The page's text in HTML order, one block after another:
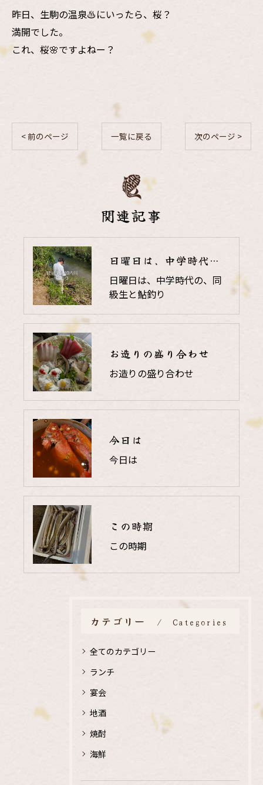
昨日、生駒の温泉♨️にいったら、桜？
満開でした。
これ、桜🌸ですよねー？
< 前のページ 一覧に戻る 次のページ >
関連記事
日曜日は、中学時代の、同級生と鮎釣り
日曜日は、中学時代の、同
級生と鮎釣り
お造りの盛り合わせ
お造りの盛り合わせ
今日は
今日は
この時期
この時期
カテゴリー Categories
全てのカテゴリー
ランチ
宴会
地酒
焼酎
海鮮